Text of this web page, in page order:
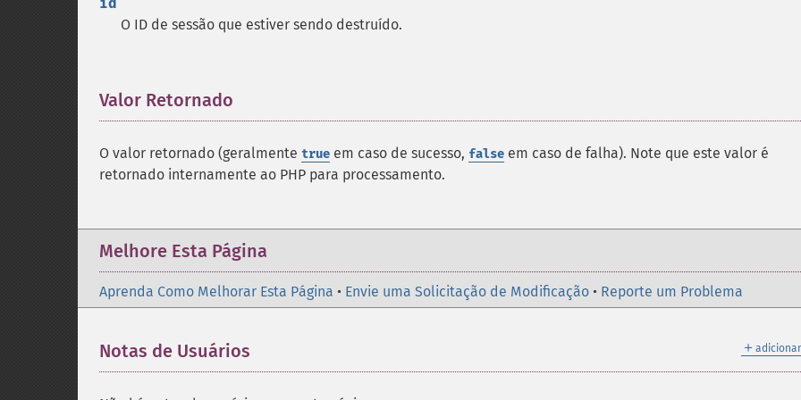
O ID de sessão que estiver sendo destruído.
Valor Retornado
O valor retornado (geralmente true em caso de sucesso, false em caso de falha). Note que este valor é
retornado internamente ao PHP para processamento.
Melhore Esta Página
Aprenda Como Melhorar Esta Página • Envie uma Solicitação de Modificação • Reporte um Problema
＋
Notas de Usuários